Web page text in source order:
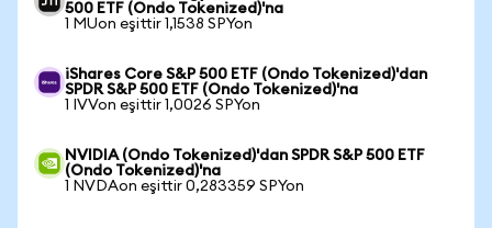
500 ETF (Ondo Tokenized)'na
1 MUon eşittir 1,1538 SPYon
iShares Core S&P 500 ETF (Ondo Tokenized)'dan
SPDR S&P 500 ETF (Ondo Tokenized)'na
1 IVVon eşittir 1,0026 SPYon
NVIDIA (Ondo Tokenized)'dan SPDR S&P 500 ETF
(Ondo Tokenized)'na
1 NVDAon eşittir 0,283359 SPYon